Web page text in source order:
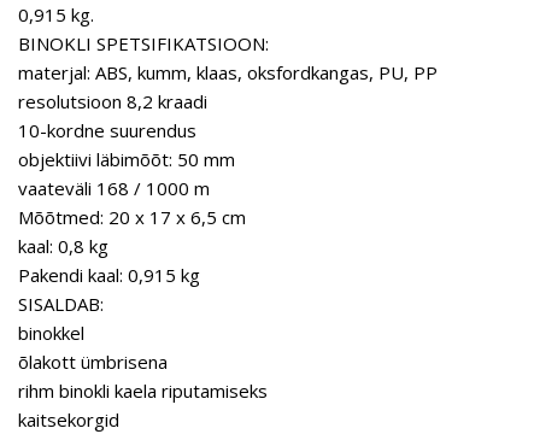
0,915 kg.
BINOKLI SPETSIFIKATSIOON:
materjal: ABS, kumm, klaas, oksfordkangas, PU, ​​​​PP
resolutsioon 8,2 kraadi
10-kordne suurendus
objektiivi läbimõõt: 50 mm
vaateväli 168 / 1000 m
Mõõtmed: 20 x 17 x 6,5 cm
kaal: 0,8 kg
Pakendi kaal: 0,915 kg
SISALDAB:
binokkel
õlakott ümbrisena
rihm binokli kaela riputamiseks
kaitsekorgid